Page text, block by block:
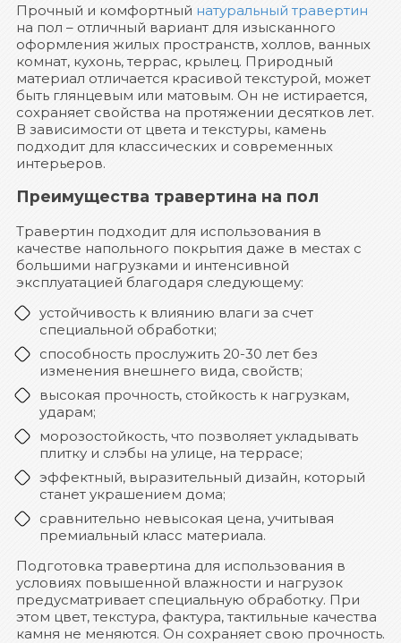
Прочный и комфортный натуральный травертин
на пол – отличный вариант для изысканного
оформления жилых пространств, холлов, ванных
комнат, кухонь, террас, крылец. Природный
материал отличается красивой текстурой, может
быть глянцевым или матовым. Он не истирается,
сохраняет свойства на протяжении десятков лет.
В зависимости от цвета и текстуры, камень
подходит для классических и современных
интерьеров.
Преимущества травертина на пол
Травертин подходит для использования в
качестве напольного покрытия даже в местах с
большими нагрузками и интенсивной
эксплуатацией благодаря следующему:
устойчивость к влиянию влаги за счет
специальной обработки;
способность прослужить 20-30 лет без
изменения внешнего вида, свойств;
высокая прочность, стойкость к нагрузкам,
ударам;
морозостойкость, что позволяет укладывать
плитку и слэбы на улице, на террасе;
эффектный, выразительный дизайн, который
станет украшением дома;
сравнительно невысокая цена, учитывая
премиальный класс материала.
Подготовка травертина для использования в
условиях повышенной влажности и нагрузок
предусматривает специальную обработку. При
этом цвет, текстура, фактура, тактильные качества
камня не меняются. Он сохраняет свою прочность.